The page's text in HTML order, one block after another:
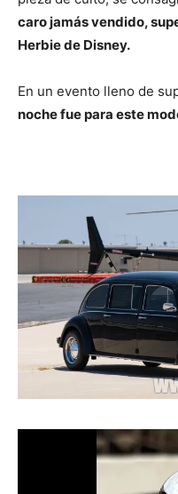
caro jamás vendido,
Herbie de Disney.
En un evento lleno de
noche fue para este